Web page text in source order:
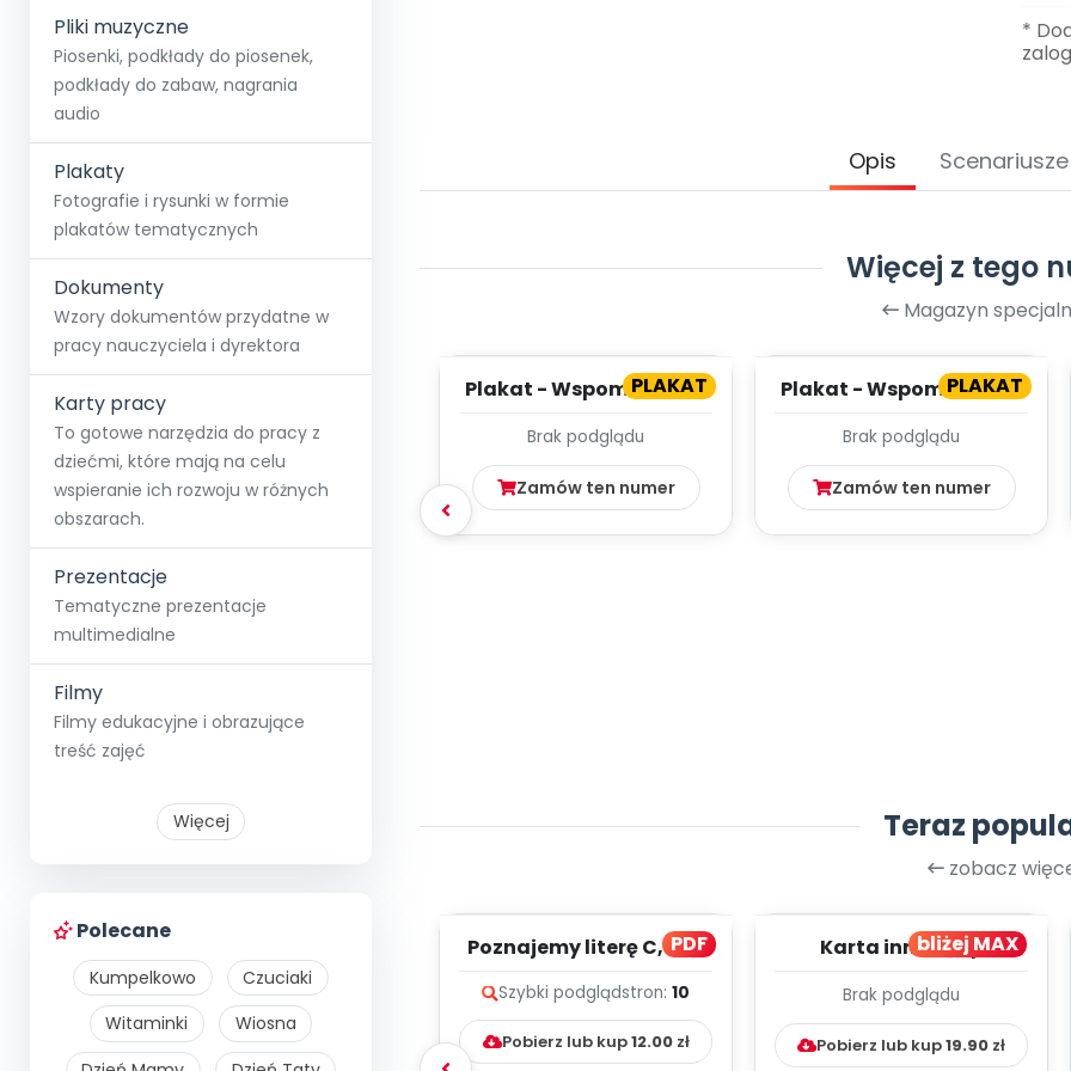
Pliki muzyczne
Piosenki, podkłady do piosenek,
podkłady do zabaw, nagrania
audio
Plakaty
Fotografie i rysunki w formie
plakatów tematycznych
Dokumenty
Wzory dokumentów przydatne w
pracy nauczyciela i dyrektora
Karty pracy
To gotowe narzędzia do pracy z
dziećmi, które mają na celu
wspieranie ich rozwoju w różnych
obszarach.
Prezentacje
Tematyczne prezentacje
multimedialne
Filmy
Filmy edukacyjne i obrazujące
treść zajęć
Więcej
Polecane
Kumpelkowo
Czuciaki
Witaminki
Wiosna
*
Opis
Więcej z tego
Magazyn
PLAKAT
Plakat - Wspomnienia z
Brak podglądu
Zamów ten numer
PLAKAT
Plakat - Wspomnienia z
Brak podglądu
Zamów ten numer
Teraz
zobacz
PDF
Poznajemy literę C, cz. 1
Szybki podglądstron: 10
Pobierz lub kup12.00zł
bliżej MAX
Karta innowacji
Kumpelkowo
Brak podglądu
Pobierz lub kup19.90 zł